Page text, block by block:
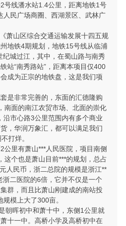
号线潘水站1.4公里，距离地铁1号
人民广场商圈、西湖景区、武林广
萧山区综合交通运输发展十四五规
地铁4期规划，地铁15号线从临浦
城过江，其中，在蜀山路与南秀
站“南秀路站”，距离本项目仅400
成为正宗的地铁盘，这是我们项
是非常完善的，东面的汇德隆购
南面的南江农贸市场、北面的崇化
沿市心路3公里范围内有多个商业
，华润万象汇，都可以满足我们
打烊。
公里有萧山***人民医院，项目南侧
这个也是萧山目前***的规划，总占
人民币，浙二总院的规模是浙江**
二医院的6倍，它并不仅是一个
群，而且比萧山刚建成的南站投
模上大了300亩。
朝晖初中和萧十中，东侧1公里就
十一中。高桥小学及高桥初中在